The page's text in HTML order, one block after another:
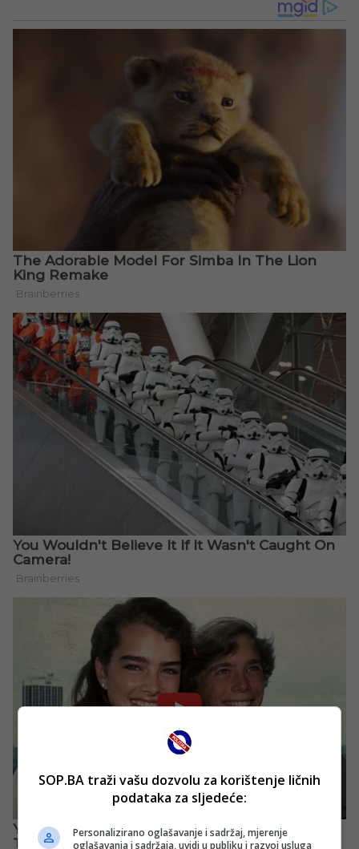
SOP.BA traži vašu dozvolu za korištenje ličnih
podataka za sljedeće:
Personalizirano oglašavanje i sadržaj, mjerenje
oglašavanja i sadržaja, uvidi u publiku i razvoj usluga